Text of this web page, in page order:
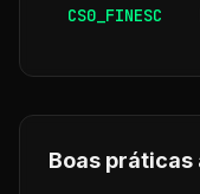
CS0_FINESC
Boas práticas